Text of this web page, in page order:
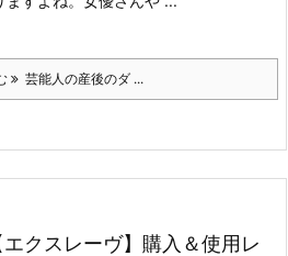
芸能人の産後のダ ...
クスレーヴ】購入＆使用レ